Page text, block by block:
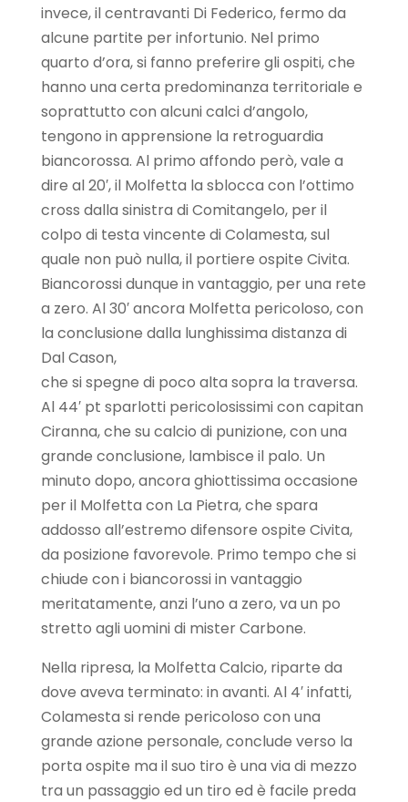
invece, il centravanti Di Federico, fermo da
alcune partite per infortunio. Nel primo
quarto d’ora, si fanno preferire gli ospiti, che
hanno una certa predominanza territoriale e
soprattutto con alcuni calci d’angolo,
tengono in apprensione la retroguardia
biancorossa. Al primo affondo però, vale a
dire al 20′, il Molfetta la sblocca con l’ottimo
cross dalla sinistra di Comitangelo, per il
colpo di testa vincente di Colamesta, sul
quale non può nulla, il portiere ospite Civita.
Biancorossi dunque in vantaggio, per una rete
a zero. Al 30′ ancora Molfetta pericoloso, con
la conclusione dalla lunghissima distanza di
Dal Cason,
che si spegne di poco alta sopra la traversa.
Al 44′ pt sparlotti pericolosissimi con capitan
Ciranna, che su calcio di punizione, con una
grande conclusione, lambisce il palo. Un
minuto dopo, ancora ghiottissima occasione
per il Molfetta con La Pietra, che spara
addosso all’estremo difensore ospite Civita,
da posizione favorevole. Primo tempo che si
chiude con i biancorossi in vantaggio
meritatamente, anzi l’uno a zero, va un po
stretto agli uomini di mister Carbone.
Nella ripresa, la Molfetta Calcio, riparte da
dove aveva terminato: in avanti. Al 4′ infatti,
Colamesta si rende pericoloso con una
grande azione personale, conclude verso la
porta ospite ma il suo tiro è una via di mezzo
tra un passaggio ed un tiro ed è facile preda